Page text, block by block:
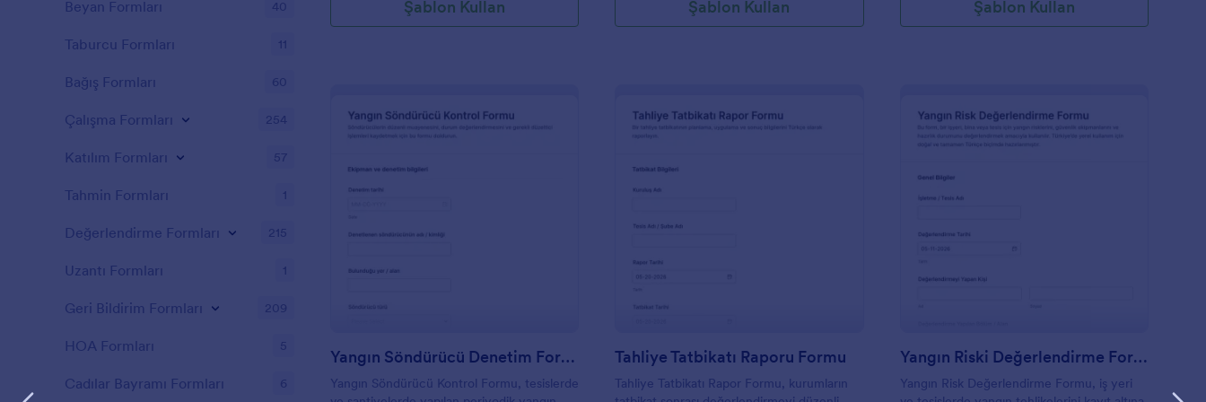
Şablon Kullan Şablon Kullan Şablon Kullan
: Yangın Söndürücü Denetim Formu
Yangın Söndürücü Denetim Formu
Yangın Söndürücü Kontrol Formu, tesislerde
Tahliye Tatbikatı Raporu Formu
Tahliye Tatbikatı Rapor Formu, kurumların
Yangın Riski Değerlendirme Formu
Yangın Risk Değerlendirme Formu, iş yeri
Beyan Formları 40
Taburcu Formları 11
Bağış Formları 60
Çalışma Formları 254
Katılım Formları 57
Tahmin Formları 1
Değerlendirme Formları 215
Uzantı Formları 1
Geri Bildirim Formları 209
HOA Formları 5
Cadılar Bayramı Formları 6